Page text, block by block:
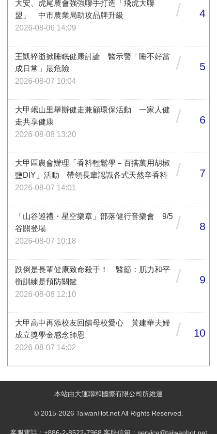
大安、虎尾農會強強聯手打造「飛虎大聯
盟」 中市農業局助攻品牌升級
2026-08-06 14:09
/ 4
王凱猝逝掀睡眠健康討論 醫示警「睡不好當
成日常」最危險
2026-08-07 10:04
/ 5
大甲岷山里舉辦健走兼顧環保活動 一家人健
走共享健康
2026-08-08 13:20
/ 6
大甲區農會辦理「香料輕鬆學－百搭萬用胡椒
鹽DIY」活動 帶領長輩認識各式天然辛香料
2026-08-07 14:01
/ 7
「山谷巡禮・星空樂章」部落健行音樂會 9/5
谷關登場
2026-08-07 10:18
/ 8
跌倒是長輩健康致命殺手！ 醫籲：肌力和平
衡訓練是預防關鍵
2026-08-08 12:10
/ 9
大甲高中再添校友回饋母校愛心 黃建華夫婦
成立獎學金感念師恩
2026-08-07 14:02
/ 10
本站由大運聯和國際有限公司所維運
© 2015-2026 TaiwanHot.net All Rights Reserved.